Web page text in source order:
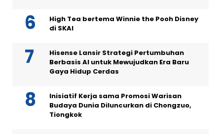
High Tea bertema Winnie the Pooh Disney
di SKAI
Hisense Lansir Strategi Pertumbuhan
Berbasis AI untuk Mewujudkan Era Baru
Gaya Hidup Cerdas
Inisiatif Kerja sama Promosi Warisan
Budaya Dunia Diluncurkan di Chongzuo,
Tiongkok